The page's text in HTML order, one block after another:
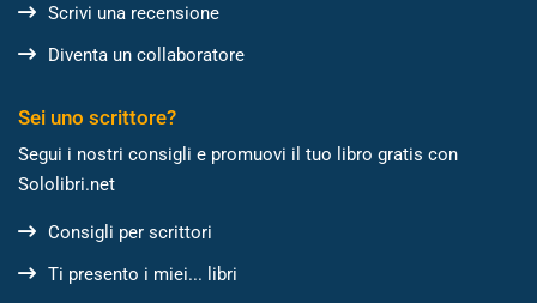
Scrivi una recensione
Diventa un collaboratore
Sei uno scrittore?
Segui i nostri consigli e promuovi il tuo libro gratis con
Sololibri.net
Consigli per scrittori
Ti presento i miei... libri